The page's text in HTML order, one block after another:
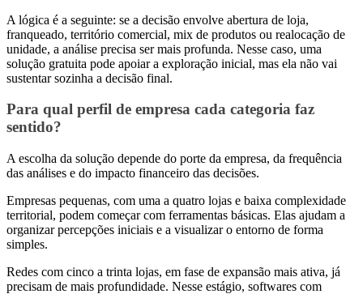
A lógica é a seguinte: se a decisão envolve abertura de loja,
franqueado, território comercial, mix de produtos ou realocação de
unidade, a análise precisa ser mais profunda. Nesse caso, uma
solução gratuita pode apoiar a exploração inicial, mas ela não vai
sustentar sozinha a decisão final.
Para qual perfil de empresa cada categoria faz
sentido?
A escolha da solução depende do porte da empresa, da frequência
das análises e do impacto financeiro das decisões.
Empresas pequenas, com uma a quatro lojas e baixa complexidade
territorial, podem começar com ferramentas básicas. Elas ajudam a
organizar percepções iniciais e a visualizar o entorno de forma
simples.
Redes com cinco a trinta lojas, em fase de expansão mais ativa, já
precisam de mais profundidade. Nesse estágio, softwares com